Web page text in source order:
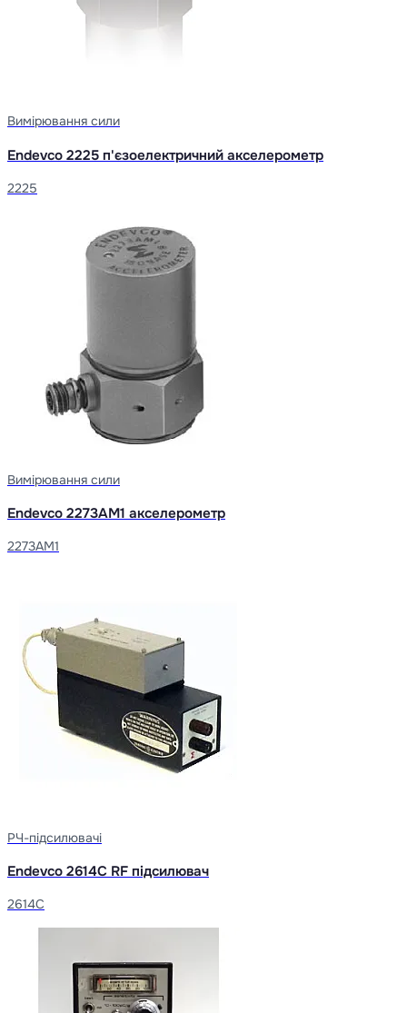
Вимірювання сили
Endevco 2225 п'єзоелектричний акселерометр
2225
Вимірювання сили
Endevco 2273AM1 акселерометр
2273AM1
РЧ-підсилювачі
Endevco 2614C RF підсилювач
2614C